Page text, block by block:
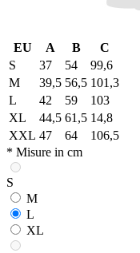
EU A B
C
S
37 54
99,6
M
39,5 56,5 101,3
L
42 59
103
XL
44,5 61,5 14,8
XXL 47 64
106,5
* Misure in cm
S
M
L
XL